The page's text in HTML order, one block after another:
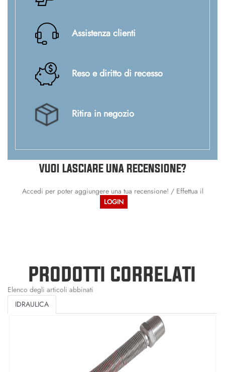
Assistenza clienti
Reso e diritto di recesso
Ritira in negozio
VUOI LASCIARE UNA RECENSIONE?
Accedi per poter aggiungere una tua recensione! / Effettua il
LOGIN
PRODOTTI CORRELATI
Elenco degli articoli abbinati
IDRAULICA